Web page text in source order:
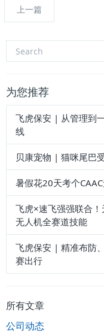
上一篇
为您推荐
飞虎保安 | 从管理到
线
贝康宠物 | 猫咪尾巴
暑假花20天考个
飞虎×速飞强强联合
无人机全赛道技能
飞虎保安 | 精准布防
赛出行
所有文章
公司动态